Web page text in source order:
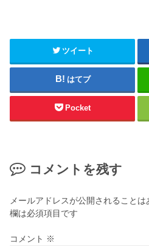
ツイート
はてブ
Pocket
コメントを残す
メールアドレスが公開されることは
欄は必須項目です
コメント ※